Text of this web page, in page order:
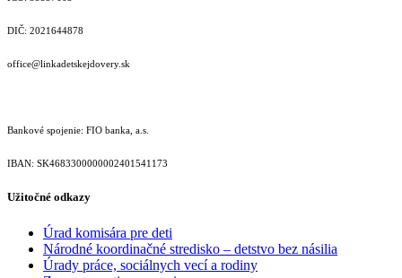
DIČ: 2021644878
office@linkadetskejdovery.sk
Bankové spojenie: FIO banka, a.s.
IBAN: SK46833000000­02401541173
Užitočné odkazy
Úrad komisára pre deti
Národné koordinačné stredisko – detstvo bez násilia
Úrady práce, sociálnych vecí a rodiny